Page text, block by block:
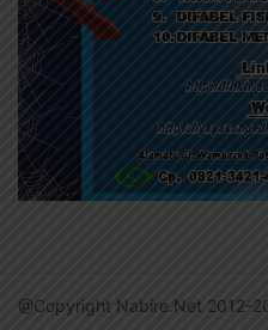
@Copyright Nabire.Net 2012-